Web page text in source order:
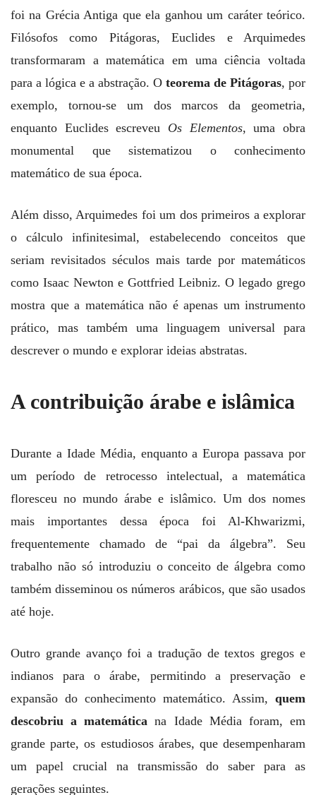
foi na Grécia Antiga que ela ganhou um caráter teórico.
Filósofos como Pitágoras, Euclides e Arquimedes
transformaram a matemática em uma ciência voltada
para a lógica e a abstração. O teorema de Pitágoras, por
exemplo, tornou-se um dos marcos da geometria,
enquanto Euclides escreveu Os Elementos, uma obra
monumental que sistematizou o conhecimento
matemático de sua época.
Além disso, Arquimedes foi um dos primeiros a explorar
o cálculo infinitesimal, estabelecendo conceitos que
seriam revisitados séculos mais tarde por matemáticos
como Isaac Newton e Gottfried Leibniz. O legado grego
mostra que a matemática não é apenas um instrumento
prático, mas também uma linguagem universal para
descrever o mundo e explorar ideias abstratas.
A contribuição árabe e islâmica
Durante a Idade Média, enquanto a Europa passava por
um período de retrocesso intelectual, a matemática
floresceu no mundo árabe e islâmico. Um dos nomes
mais importantes dessa época foi Al-Khwarizmi,
frequentemente chamado de “pai da álgebra”. Seu
trabalho não só introduziu o conceito de álgebra como
também disseminou os números arábicos, que são usados
até hoje.
Outro grande avanço foi a tradução de textos gregos e
indianos para o árabe, permitindo a preservação e
expansão do conhecimento matemático. Assim, quem
descobriu a matemática na Idade Média foram, em
grande parte, os estudiosos árabes, que desempenharam
um papel crucial na transmissão do saber para as
gerações seguintes.